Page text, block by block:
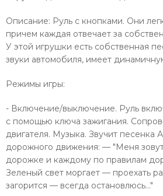
Описание: Руль с кнопками. Они
причем каждая отвечает за
У этой игрушки есть собственная
звуки автомобиля, имеет
Режимы игры:
- Включение/выключение. Руль
с помощью ключа зажигания.
двигателя. Музыка. Звучит песенка
дорожного движения: — "Меня
дорожке и каждому по правилам
Зеленый свет моргает — проехать
загорится — всегда остановлюсь..."